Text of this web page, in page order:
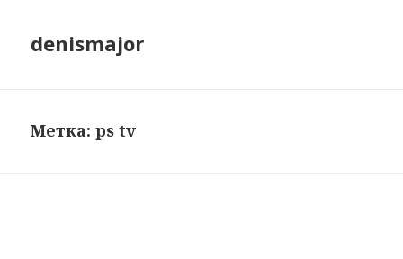
denismajor
Метка:ps tv